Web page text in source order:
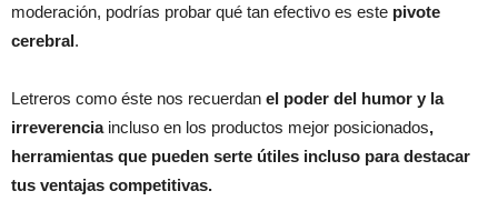
moderación, podrías probar qué tan efectivo es este pivote
cerebral.
Letreros como éste nos recuerdan el poder del humor y la
irreverenciaincluso en los productos mejor posicionados,
herramientas que pueden serte útiles incluso para destacar
tus ventajas competitivas.